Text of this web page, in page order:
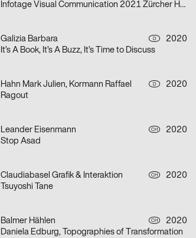
Infotage Visual Communication 2021 Zürcher Hochschule der Künste
Galizia Barbara D
2020
It’s A Book, It’s A Buzz, It’s Time to Discuss
Hahn Mark Julien, Kormann Raffael D
2020
Ragout
Leander Eisenmann CH
2020
Stop Asad
Claudiabasel Grafik & Interaktion CH
2020
Tsuyoshi Tane
Balmer Hählen CH
2020
Daniela Edburg, Topographies of Transformation